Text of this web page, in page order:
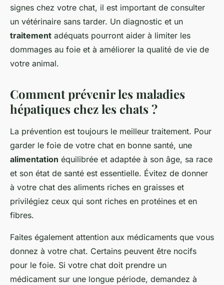
signes chez votre chat, il est important de consulter
un vétérinaire sans tarder. Un diagnostic et un
traitement adéquats pourront aider à limiter les
dommages au foie et à améliorer la qualité de vie de
votre animal.
Comment prévenir les maladies
hépatiques chez les chats ?
La prévention est toujours le meilleur traitement. Pour
garder le foie de votre chat en bonne santé, une
alimentation équilibrée et adaptée à son âge, sa race
et son état de santé est essentielle. Évitez de donner
à votre chat des aliments riches en graisses et
privilégiez ceux qui sont riches en protéines et en
fibres.
Faites également attention aux médicaments que vous
donnez à votre chat. Certains peuvent être nocifs
pour le foie. Si votre chat doit prendre un
médicament sur une longue période, demandez à